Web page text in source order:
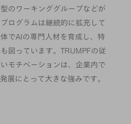
のワーキンググループなどが
ログラムは継続的に拡充して
でAIの専門人材を育成し、特
図っています。TRUMPFの従
モチベーションは、企業内で
展にとって大きな強みです。